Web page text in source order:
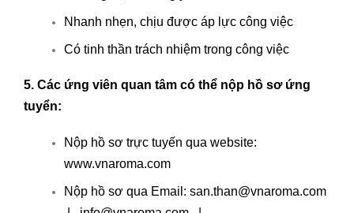
Nhanh nhẹn, chịu được áp lực công việc
Có tinh thần trách nhiệm trong công việc
5. Các ứng viên quan tâm có thể nộp hồ sơ ứng
tuyển:
Nộp hồ sơ trực tuyến qua website:
www.vnaroma.com
Nộp hồ sơ qua Email: san.than@vnaroma.com